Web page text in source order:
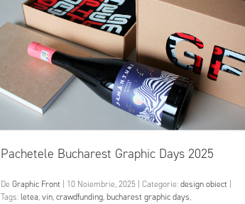
Pachetele Bucharest Graphic Days 2025
De Graphic Front 10 Noiembrie, 2025 Categorie:design obiect
Tags:letea,vin,crawdfunding,bucharest graphic days,